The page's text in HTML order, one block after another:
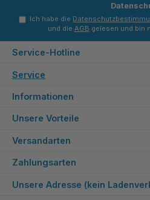
Ich habe die
und die AGB gelesen und bin
Service-Hotline
Service
Informationen
Unsere Vorteile
Versandarten
Zahlungsarten
Unsere Adresse (kein